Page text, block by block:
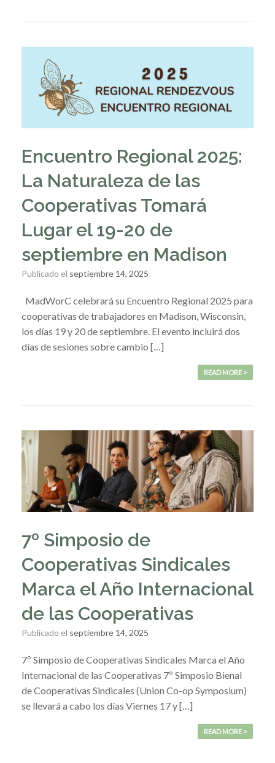
Encuentro Regional 2025:
La Naturaleza de las
Cooperativas Tomará
Lugar el 19-20 de
septiembre en Madison
Publicado el septiembre 14, 2025
MadWorC celebrará su Encuentro Regional 2025 para
cooperativas de trabajadores en Madison, Wisconsin,
los días 19 y 20 de septiembre. El evento incluirá dos
días de sesiones sobre cambio […]
READ MORE >
7º Simposio de
Cooperativas Sindicales
Marca el Año Internacional
de las Cooperativas
Publicado el septiembre 14, 2025
7º Simposio de Cooperativas Sindicales Marca el Año
Internacional de las Cooperativas 7º Simposio Bienal
de Cooperativas Sindicales (Union Co-op Symposium)
se llevará a cabo los días Viernes 17 y […]
READ MORE >